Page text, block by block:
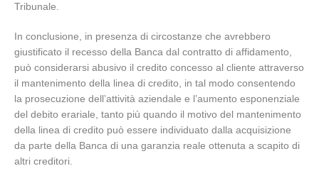
Tribunale.
In conclusione, in presenza di circostanze che avrebbero
giustificato il recesso della Banca dal contratto di affidamento,
può considerarsi abusivo il credito concesso al cliente attraverso
il mantenimento della linea di credito, in tal modo consentendo
la prosecuzione dell’attività aziendale e l’aumento esponenziale
del debito erariale, tanto più quando il motivo del mantenimento
della linea di credito può essere individuato dalla acquisizione
da parte della Banca di una garanzia reale ottenuta a scapito di
altri creditori.